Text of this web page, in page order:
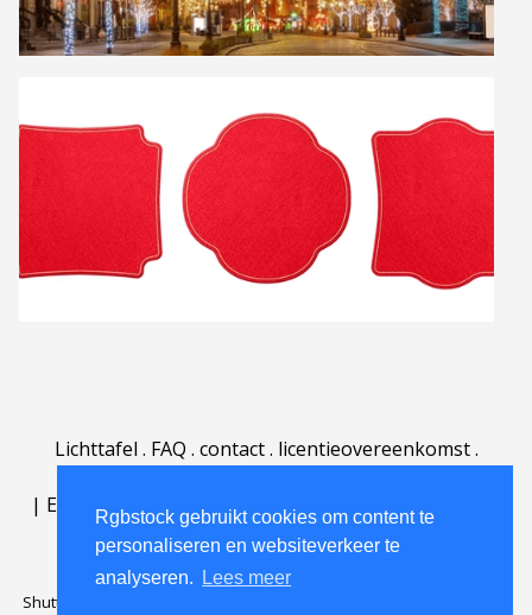
Rgbstock gebruikt cookies om content te
personaliseren en websiteverkeer te
analyseren.
Lees meer
Lichttafel . FAQ . contact. licentieovereenkomst.
| English | Deutsch Español | Português
Nederlands|
Shutterstock official partner of Rgbstock